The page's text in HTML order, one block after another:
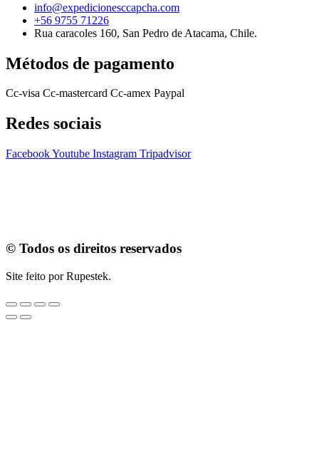
info@expedicionesccapcha.com
+56 9755 71226
Rua caracoles 160, San Pedro de Atacama, Chile.
Métodos de pagamento
Cc-visa Cc-mastercard Cc-amex Paypal
Redes sociais
FacebookYoutube Instagram Tripadvisor
© Todos os direitos reservados
Site feito por Rupestek.